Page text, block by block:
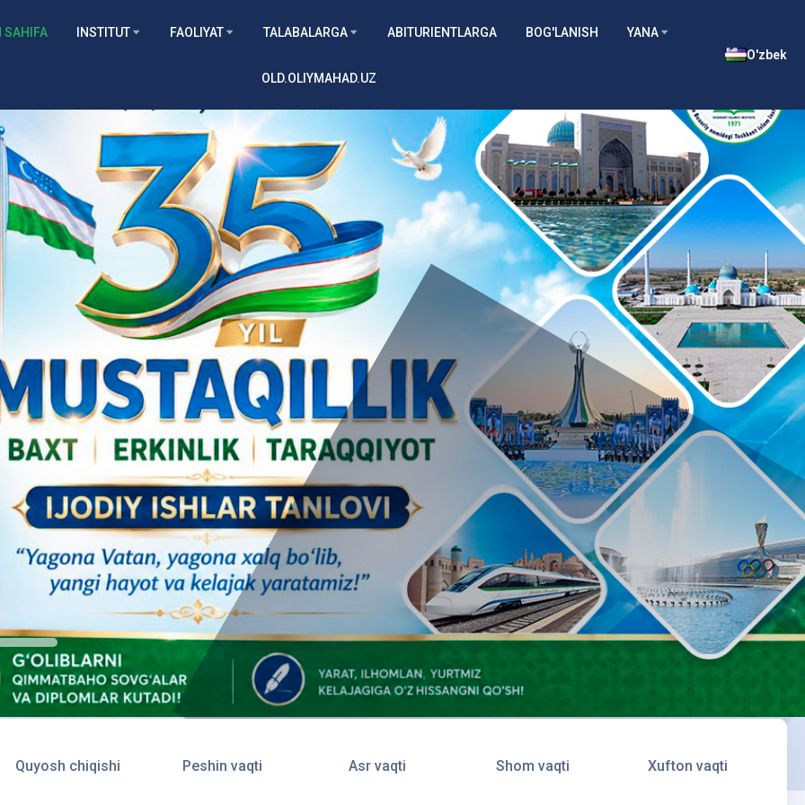
SAHIFA INSTITUT FAOLIYAT TALABALARGA ABITURIENTLARGA BOG'LANISH YANA
OLD.OLIYMAHAD.UZ
O'zbek
Quyosh chiqishi Peshin vaqti Asr vaqti Shom vaqti Xufton vaqti